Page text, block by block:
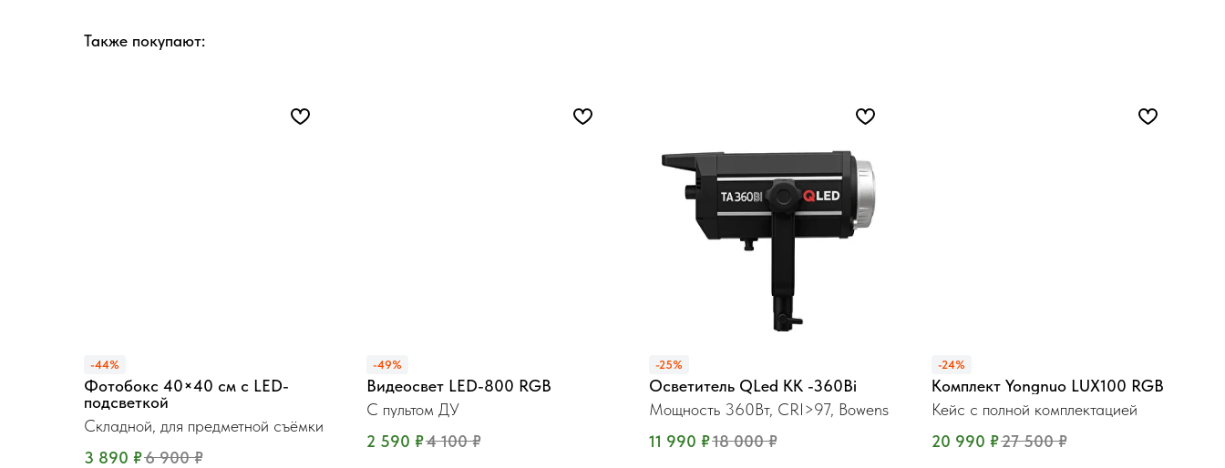
Также покупают:
-44%
Фотобокс 40×40 см с LED-
подсветкой
Складной, для предметной съёмки
3 890 ₽6 900 ₽
-49%
Видеосвет LED-800 RGB
С пультом ДУ
2 590 ₽4 100 ₽
-25%
Осветитель QLed KK -360Bi
Мощность 360Вт, CRI>97, Bowens
11 990 ₽18 000 ₽
-24%
Комплект Yongnuo LUX100 RGB
Кейс с полной комплектацией
20 990 ₽27 500 ₽